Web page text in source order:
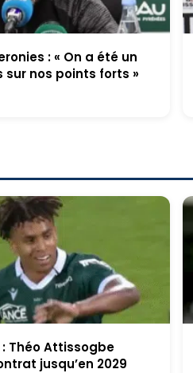
: « On a été un
sur nos points forts »
Théo Attissogbe
jusqu’en 2029